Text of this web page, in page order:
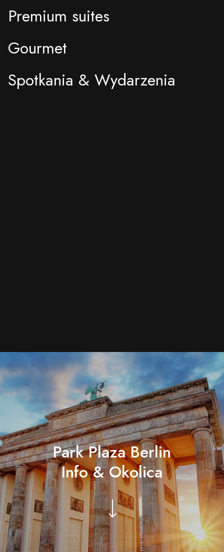
Premium suites
Gourmet
Spotkania & Wydarzenia
Park Plaza Berlin
Info & Okolica